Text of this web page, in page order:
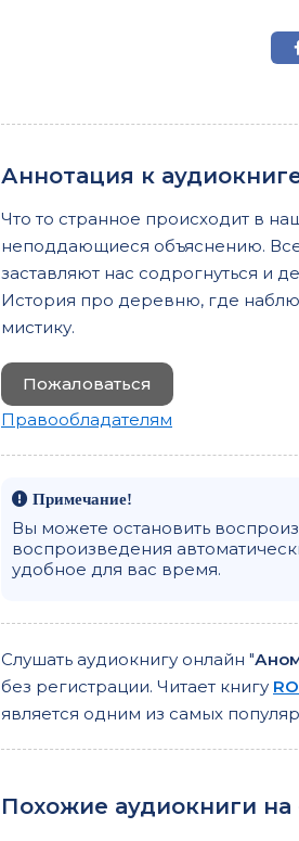
Аннотация к
Что то странное происходит в
неподдающиеся объяснению.
заставляют нас содрогнуться и
История про деревню, где
мистику.
Пожаловаться
Правообладателям
Примечание!
Вы можете остановить
воспроизведения
удобное для вас время.
Слушать аудиокнигу онлайн "
без регистрации. Читает книгу
является одним из самых
Похожие аудиокниги на